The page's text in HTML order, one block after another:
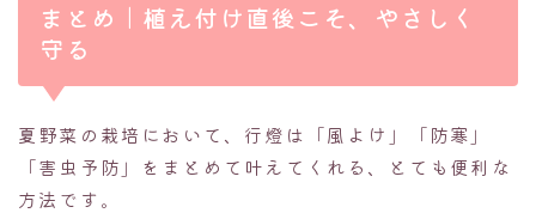
まとめ｜植え付け直後こそ、やさしく
守る
夏野菜の栽培において、行燈は「風よけ」「防寒」
「害虫予防」をまとめて叶えてくれる、とても便利な
方法です。